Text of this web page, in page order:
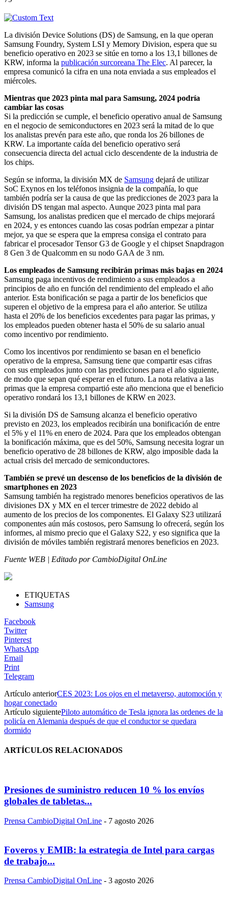
La división Device Solutions (DS) de Samsung, en la que operan
Samsung Foundry, System LSI y Memory Division, espera que su
beneficio operativo en 2023 se sitúe en torno a los 13,1 billones de
KRW, informa la publicación surcoreana The Elec. Al parecer, la
empresa comunicó la cifra en una nota enviada a sus empleados el
miércoles.
Mientras que 2023 pinta mal para Samsung, 2024 podría
cambiar las cosas
Si la predicción se cumple, el beneficio operativo anual de Samsung
en el negocio de semiconductores en 2023 será la mitad de lo que
los analistas prevén para este año, que ronda los 26 billones de
KRW. La importante caída del beneficio operativo será
consecuencia directa del actual ciclo descendente de la industria de
los chips.
Según se informa, la división MX de Samsung dejará de utilizar
SoC Exynos en los teléfonos insignia de la compañía, lo que
también podría ser la causa de que las predicciones de 2023 para la
división DS tengan mal aspecto. Aunque 2023 pinta mal para
Samsung, los analistas predicen que el mercado de chips mejorará
en 2024, y es entonces cuando las cosas podrían empezar a pintar
mejor, ya que se espera que la empresa consiga el contrato para
fabricar el procesador Tensor G3 de Google y el chipset Snapdragon
8 Gen 3 de Qualcomm en su nodo GAA de 3 nm.
Los empleados de Samsung recibirán primas más bajas en 2024
Samsung paga incentivos de rendimiento a sus empleados a
principios de año en función del rendimiento del empleado el año
anterior. Esta bonificación se paga a partir de los beneficios que
superen el objetivo de la empresa para el año anterior. Se utiliza
hasta el 20% de los beneficios excedentes para pagar las primas, y
los empleados pueden obtener hasta el 50% de su salario anual
como incentivo por rendimiento.
Como los incentivos por rendimiento se basan en el beneficio
operativo de la empresa, Samsung tiene que compartir esas cifras
con sus empleados junto con las predicciones para el año siguiente,
de modo que sepan qué esperar en el futuro. La nota relativa a las
primas que la empresa compartió este año menciona que el beneficio
operativo rondará los 13,1 billones de KRW en 2023.
Si la división DS de Samsung alcanza el beneficio operativo
previsto en 2023, los empleados recibirán una bonificación de entre
el 5% y el 11% en enero de 2024. Para que los empleados obtengan
la bonificación máxima, que es del 50%, Samsung necesita lograr un
beneficio operativo de 28 billones de KRW, algo imposible dada la
actual crisis del mercado de semiconductores.
También se prevé un descenso de los beneficios de la división de
smartphones en 2023
Samsung también ha registrado menores beneficios operativos de las
divisiones DX y MX en el tercer trimestre de 2022 debido al
aumento de los precios de los componentes. El Galaxy S23 utilizará
componentes aún más costosos, pero Samsung lo ofrecerá, según los
informes, al mismo precio que el Galaxy S22, y eso significa que la
división de móviles también registrará menores beneficios en 2023.
Fuente WEB | Editado por CambioDigital OnLine
ETIQUETAS
Samsung
Facebook
Twitter
Pinterest
WhatsApp
Email
Print
Telegram
Artículo anteriorCES 2023: Los ojos en el metaverso, automoción y
hogar conectado
Artículo siguientePiloto automático de Tesla ignora las ordenes de la
policía en Alemania después de que el conductor se quedara
dormido
ARTÍCULOS RELACIONADOS
Presiones de suministro reducen 10 % los envíos
globales de tabletas...
Prensa CambioDigital OnLine - 7 agosto 2026
Foveros y EMIB: la estrategia de Intel para cargas
de trabajo...
Prensa CambioDigital OnLine - 3 agosto 2026